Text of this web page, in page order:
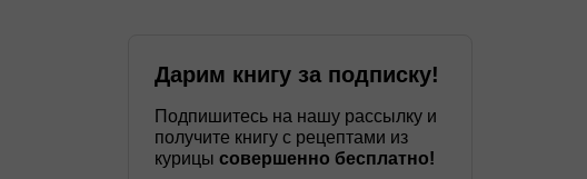
Дарим книгу за подписку!
Подпишитесь на нашу рассылку и
получите книгу с рецептами из
курицы совершенно бесплатно!